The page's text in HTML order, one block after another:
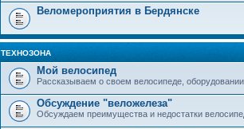
Веломероприятия в Бердянске
ТЕХНОЗОНА
Мой велосипед
Рассказываем о своем велосипеде,
Обсуждение "веложелеза"
Обсуждаем преимущества и недостатки